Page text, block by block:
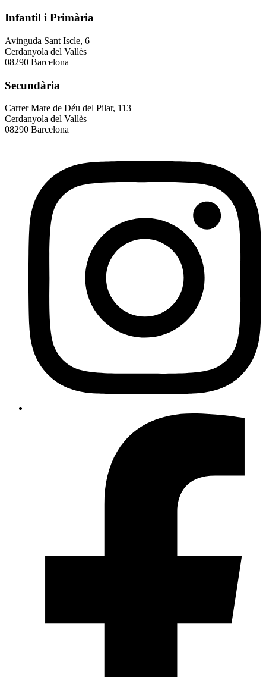
Infantil i Primària
Avinguda Sant Iscle, 6
Cerdanyola del Vallès
08290 Barcelona
Secundària
Carrer Mare de Déu del Pilar, 113
Cerdanyola del Vallès
08290 Barcelona